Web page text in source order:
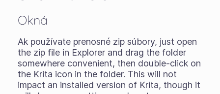
Okná
Ak používate prenosné zip súbory, just open
the zip file in Explorer and drag the folder
somewhere convenient, then double-click on
the Krita icon in the folder. This will not
impact an installed version of Krita, though it